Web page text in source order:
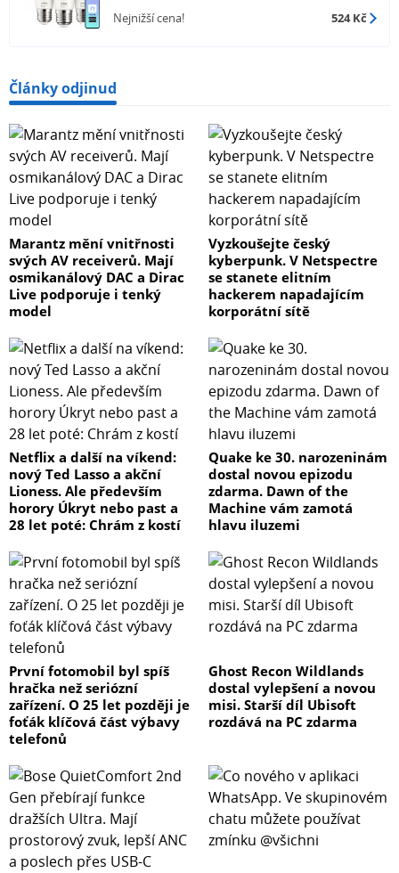
Nejnižší cena! 524 Kč
Články odjinud
Marantz mění vnitřnosti
svých AV receiverů. Mají
osmikanálový DAC a Dirac
Live podporuje i tenký
model
Vyzkoušejte český
kyberpunk. V Netspectre
se stanete elitním
hackerem napadajícím
korporátní sítě
Netflix a další na víkend:
nový Ted Lasso a akční
Lioness. Ale především
horory Úkryt nebo past a
28 let poté: Chrám z kostí
Quake ke 30. narozeninám
dostal novou epizodu
zdarma. Dawn of the
Machine vám zamotá
hlavu iluzemi
První fotomobil byl spíš
hračka než seriózní
zařízení. O 25 let později je
foťák klíčová část výbavy
telefonů
Ghost Recon Wildlands
dostal vylepšení a novou
misi. Starší díl Ubisoft
rozdává na PC zdarma